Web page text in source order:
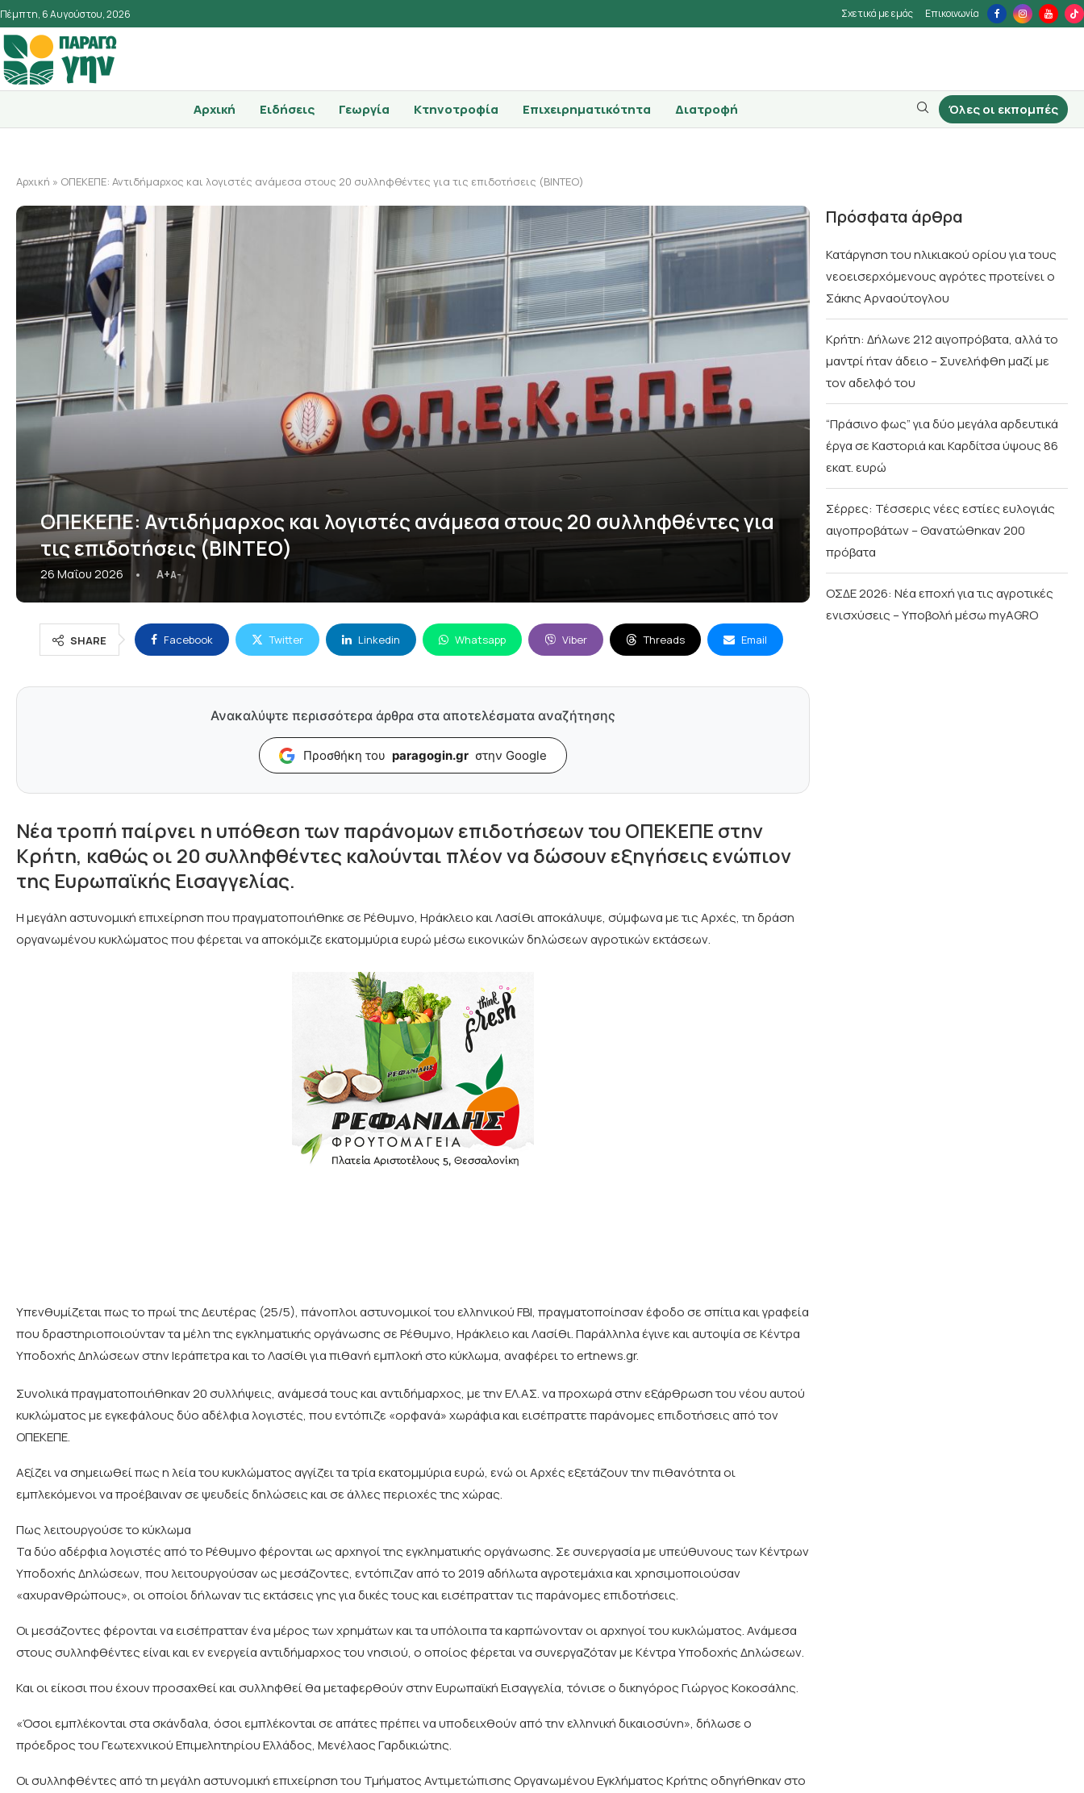
Πέμπτη, 6 Αυγούστου, 2026 Σχετικά με εμάς Επικοινωνία
Αρχική Ειδήσεις Γεωργία Κτηνοτροφία Επιχειρηματικότητα Διατροφή Όλες οι εκπομπές
Αρχική » ΟΠΕΚΕΠΕ: Αντιδήμαρχος και λογιστές ανάμεσα στους 20 συλληφθέντες για τις επιδοτήσεις (ΒΙΝΤΕΟ)
ΟΠΕΚΕΠΕ: Αντιδήμαρχος και λογιστές ανάμεσα στους 20 συλληφθέντες για
τις επιδοτήσεις (ΒΙΝΤΕΟ)
26 Μαΐου 2026 A+A-
SHARE Facebook Twitter Linkedin Whatsapp Viber Threads Email
Ανακαλύψτε περισσότερα άρθρα στα αποτελέσματα αναζήτησης
Προσθήκη του paragogin.gr στην Google
Νέα τροπή παίρνει η υπόθεση των παράνομων επιδοτήσεων του ΟΠΕΚΕΠΕ στην
Κρήτη, καθώς οι 20 συλληφθέντες καλούνται πλέον να δώσουν εξηγήσεις ενώπιον
της Ευρωπαϊκής Εισαγγελίας.
Η μεγάλη αστυνομική επιχείρηση που πραγματοποιήθηκε σε Ρέθυμνο, Ηράκλειο και Λασίθι αποκάλυψε, σύμφωνα με τις Αρχές, τη δράση
οργανωμένου κυκλώματος που φέρεται να αποκόμιζε εκατομμύρια ευρώ μέσω εικονικών δηλώσεων αγροτικών εκτάσεων.
Υπενθυμίζεται πως το πρωί της Δευτέρας (25/5), πάνοπλοι αστυνομικοί του ελληνικού FBI, πραγματοποίησαν έφοδο σε σπίτια και γραφεία
που δραστηριοποιούνταν τα μέλη της εγκληματικής οργάνωσης σε Ρέθυμνο, Ηράκλειο και Λασίθι. Παράλληλα έγινε και αυτοψία σε Κέντρα
Υποδοχής Δηλώσεων στην Ιεράπετρα και το Λασίθι για πιθανή εμπλοκή στο κύκλωμα, αναφέρει το ertnews.gr.
Συνολικά πραγματοποιήθηκαν 20 συλλήψεις, ανάμεσά τους και αντιδήμαρχος, με την ΕΛ.ΑΣ. να προχωρά στην εξάρθρωση του νέου αυτού
κυκλώματος με εγκεφάλους δύο αδέλφια λογιστές, που εντόπιζε «ορφανά» χωράφια και εισέπραττε παράνομες επιδοτήσεις από τον
ΟΠΕΚΕΠΕ.
Αξίζει να σημειωθεί πως η λεία του κυκλώματος αγγίζει τα τρία εκατομμύρια ευρώ, ενώ οι Αρχές εξετάζουν την πιθανότητα οι
εμπλεκόμενοι να προέβαιναν σε ψευδείς δηλώσεις και σε άλλες περιοχές της χώρας.
Πως λειτουργούσε το κύκλωμα
Τα δύο αδέρφια λογιστές από το Ρέθυμνο φέρονται ως αρχηγοί της εγκληματικής οργάνωσης. Σε συνεργασία με υπεύθυνους των Κέντρων
Υποδοχής Δηλώσεων, που λειτουργούσαν ως μεσάζοντες, εντόπιζαν από το 2019 αδήλωτα αγροτεμάχια και χρησιμοποιούσαν
«αχυρανθρώπους», οι οποίοι δήλωναν τις εκτάσεις γης για δικές τους και εισέπρατταν τις παράνομες επιδοτήσεις.
Οι μεσάζοντες φέρονται να εισέπρατταν ένα μέρος των χρημάτων και τα υπόλοιπα τα καρπώνονταν οι αρχηγοί του κυκλώματος. Ανάμεσα
στους συλληφθέντες είναι και εν ενεργεία αντιδήμαρχος του νησιού, ο οποίος φέρεται να συνεργαζόταν με Κέντρα Υποδοχής Δηλώσεων.
Και οι είκοσι που έχουν προσαχθεί και συλληφθεί θα μεταφερθούν στην Ευρωπαϊκή Εισαγγελία, τόνισε ο δικηγόρος Γιώργος Κοκοσάλης.
«Όσοι εμπλέκονται στα σκάνδαλα, όσοι εμπλέκονται σε απάτες πρέπει να υποδειχθούν από την ελληνική δικαιοσύνη», δήλωσε ο
πρόεδρος του Γεωτεχνικού Επιμελητηρίου Ελλάδος, Μενέλαος Γαρδικιώτης.
Οι συλληφθέντες από τη μεγάλη αστυνομική επιχείρηση του Τμήματος Αντιμετώπισης Οργανωμένου Εγκλήματος Κρήτης οδηγήθηκαν στο
Πρόσφατα άρθρα
Κατάργηση του ηλικιακού ορίου για τους
νεοεισερχόμενους αγρότες προτείνει ο
Σάκης Αρναούτογλου
Κρήτη: Δήλωνε 212 αιγοπρόβατα, αλλά το
μαντρί ήταν άδειο – Συνελήφθη μαζί με
τον αδελφό του
“Πράσινο φως” για δύο μεγάλα αρδευτικά
έργα σε Καστοριά και Καρδίτσα ύψους 86
εκατ. ευρώ
Σέρρες: Τέσσερις νέες εστίες ευλογιάς
αιγοπροβάτων – Θανατώθηκαν 200
πρόβατα
ΟΣΔΕ 2026: Νέα εποχή για τις αγροτικές
ενισχύσεις – Υποβολή μέσω myAGRO